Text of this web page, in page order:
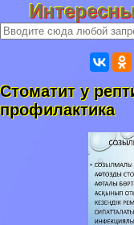
Стоматит у
профилактика